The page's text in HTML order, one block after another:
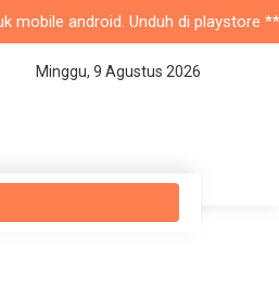
Unduh di playstore **
Minggu, 9 Agustus 2026